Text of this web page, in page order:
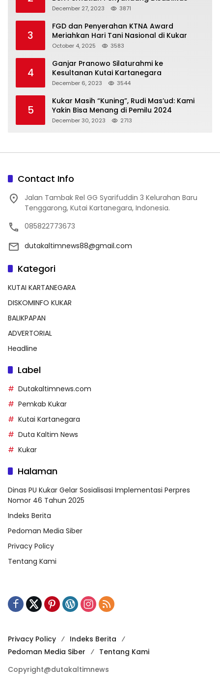
December 27, 2023 3871
3
FGD dan Penyerahan KTNA Award
Meriahkan Hari Tani Nasional di Kukar
October 4, 2025 3583
4
Ganjar Pranowo Silaturahmi ke
Kesultanan Kutai Kartanegara
December 6, 2023 3544
5
Kukar Masih “Kuning”, Rudi Mas’ud: Kami
Yakin Bisa Menang di Pemilu 2024
December 30, 2023 2713
Contact Info
Jalan Tambak Rel GG Syarifuddin 3 Kelurahan Baru
Tenggarong, Kutai Kartanegara, Indonesia.
085822773673
dutakaltimnews88@gmail.com
Kategori
KUTAI KARTANEGARA
DISKOMINFO KUKAR
BALIKPAPAN
ADVERTORIAL
Headline
Label
Dutakaltimnews.com
Pemkab Kukar
Kutai Kartanegara
Duta Kaltim News
Kukar
Halaman
Dinas PU Kukar Gelar Sosialisasi Implementasi Perpres
Nomor 46 Tahun 2025
Indeks Berita
Pedoman Media Siber
Privacy Policy
Tentang Kami
Privacy Policy
Indeks Berita
Pedoman Media Siber
Tentang Kami
Copyright@dutakaltimnews